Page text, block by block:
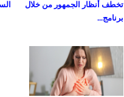
تخطف أنظار الجمهور من خلال
برنامج...